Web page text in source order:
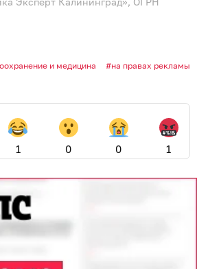
и медицина на правах рекламы
1 0 0 1